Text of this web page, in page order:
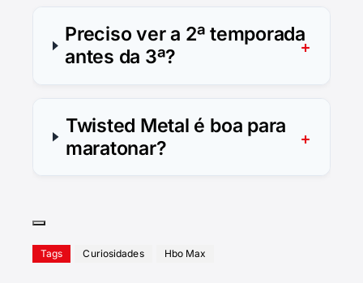
Preciso ver a 2ª temporada
antes da 3ª?
Twisted Metal é boa para
maratonar?
Tags Curiosidades Hbo Max